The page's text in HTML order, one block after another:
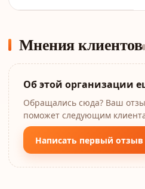
Мнения клиентов
Об этой организации
Обращались сюда? Ваш
поможет следующим
Написать первый отзыв